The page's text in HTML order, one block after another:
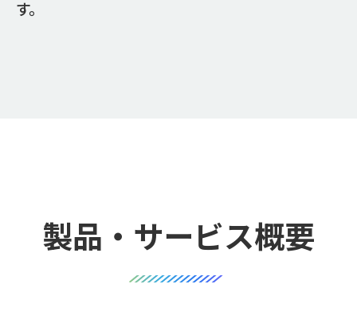
す。
製品・サービス概要